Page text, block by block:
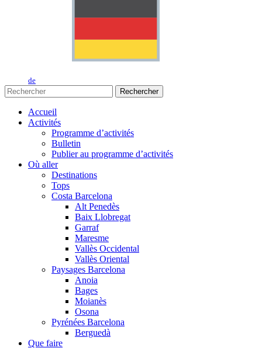
de
Rechercher
Accueil
Activités
Programme d’activités
Bulletin
Publier au programme d’activités
Où aller
Destinations
Tops
Costa Barcelona
Alt Penedès
Baix Llobregat
Garraf
Maresme
Vallès Occidental
Vallès Oriental
Paysages Barcelona
Anoia
Bages
Moianès
Osona
Pyrénées Barcelona
Berguedà
Que faire